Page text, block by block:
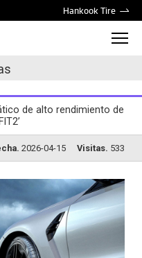
Hankook Tire
de alto rendimiento de
2026-04-15 Visitas. 533